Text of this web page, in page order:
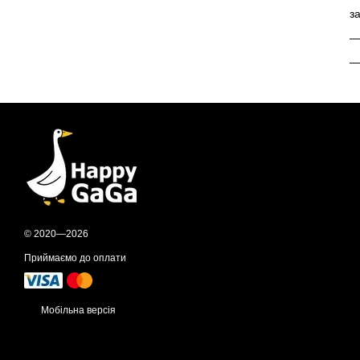
—
—
© 2020—2026
Приймаємо до оплати
Мобільна версія